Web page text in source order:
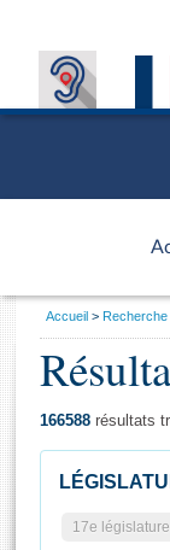
Vous
Accueil Recherche
166588 résultats
17e